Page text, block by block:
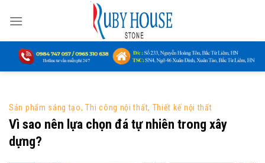
Sản phẩm sáng tạo,Thi công nội thất, Thiết kế nội thất
Vì sao nên lựa chọn đá tự nhiên trong xây
dựng?